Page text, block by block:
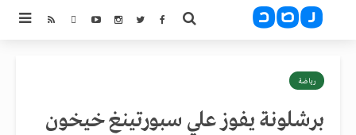
رياضة
برشلونة يفوز علي سبورتينغ خيخون